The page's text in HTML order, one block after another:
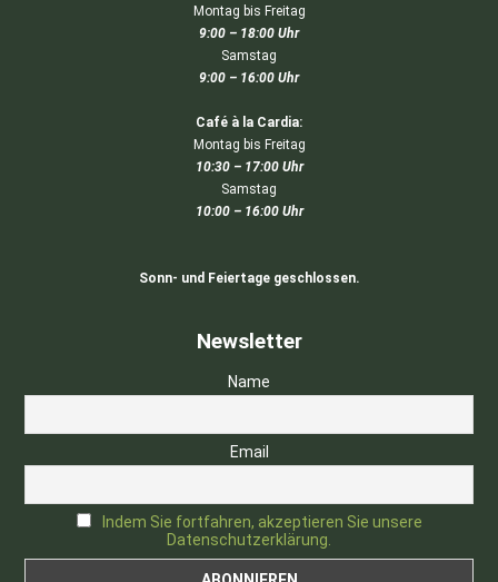
Montag bis Freitag
9:00 – 18:00 Uhr
Samstag
9:00 – 16:00 Uhr
Café à la Cardia:
Montag bis Freitag
10:30 – 17:00 Uhr
Samstag
10:00 – 16:00 Uhr
Sonn- und Feiertage geschlossen.
Newsletter
Name
Email
Indem Sie fortfahren, akzeptieren Sie unsere
Datenschutzerklärung.